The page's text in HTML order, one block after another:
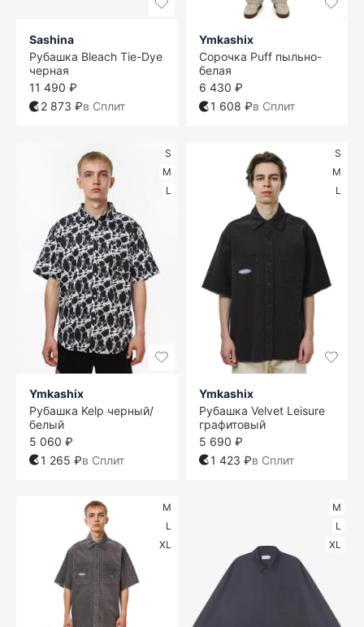
Sashina
Рубашка Bleach Tie-Dye
черная
11 490 ₽
2 873 ₽в Сплит
Ymkashix
Сорочка Puff пыльно-
белая
6 430 ₽
1 608 ₽в Сплит
S
M
L
Ymkashix
Рубашка Kelp черный/
белый
5 060 ₽
1 265 ₽в Сплит
S
M
L
Ymkashix
Рубашка Velvet Leisure
графитовый
5 690 ₽
1 423 ₽в Сплит
M
L
XL
M
L
XL